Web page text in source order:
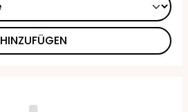
HINZUFÜGEN